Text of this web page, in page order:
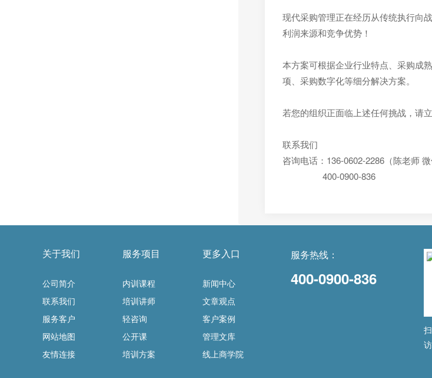
现代采购管理正在经历从传统执行向
利润来源和竞争优势！
本方案可根据企业行业特点、采购成
项、采购数字化等细分解决方案。
若您的组织正面临上述任何挑战，请
联系我们
咨询电话：136-0602-2286（陈老师 微
400-0900-836
关于我们
公司简介
联系我们
服务客户
网站地图
友情连接
服务项目
内训课程
培训讲师
轻咨询
公开课
培训方案
更多入口
新闻中心
文章观点
客户案例
管理文库
线上商学院
服务热线：
400-0900-836